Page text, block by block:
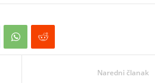
Naredni članak